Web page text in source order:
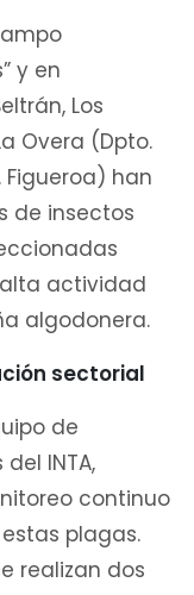
y en
Los
Overa (Dpto.
han
de insectos
actividad
algodonera.
sectorial
de
INTA,
continuo
plagas.
realizan dos